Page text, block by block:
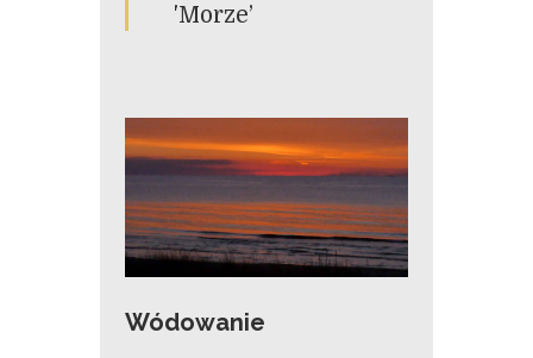
'Morze’
Wódowanie